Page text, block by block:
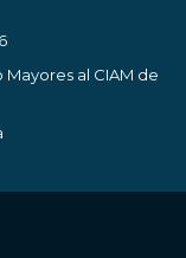
al CIAM de